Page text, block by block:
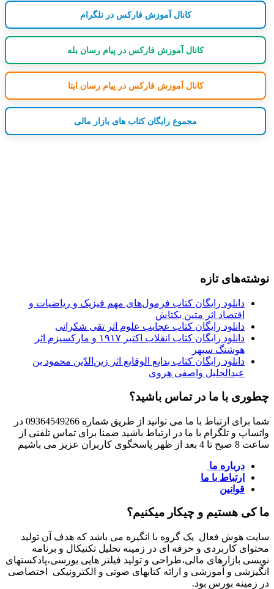
کانال آموزش فارکس در تلگرام
کانال آموزش فارکس در پیام رسان بله
کانال آموزش فارکس در پیام رسان ایتا
مجموع رایگان کتاب های بازار مالی
نوشته‌های تازه
دانلود رایگان کتاب فرمول‌های مهم فیزیک و ریاضیات و
اقتصاد اثر متین بکتاش
دانلود رایگان کتاب عجایب علوم اثر تقی شکرانی
دانلود رایگان کتاب انقلاب اکتبر ۱۹۱۷ و مارکسیزم اثر
هوشنگ سپهر
دانلود رایگان کتاب بدایع الوقایع اثر زین‌الدّین محمود بن
عبدالجلیل واصفی هروی
چطوری با ما در تماس باشید؟
شما برای ارتباط با ما می توانید از طریق شماره 09364549266 در
واتساپ و تلگرام با ما در ارتباط باشید ضمنا برای تماس تلفنی از
ساعت 8 صبح تا 4 بعد از ظهر پاسخگوی کاربران عزیز می باشیم
درباره ما
ارتباط با ما
قوانین
ما کی هستیم و چیکار میکنیم؟
سایت هوش فعال یک گروه با انگیزه می باشد که هدف آن تولید
محتوای کاربردی و حرفه ای در زمینه تحلیل تکنیکال و برنامه
نویسی بازارهای مالی،طراحی و تولید فیلتر هایی بورسی،پادکستهای
انگیزشی و آموزشی و ارائه کتابهای صوتی و الکترونیکی اختصاصی
در زمینه بورس بود.